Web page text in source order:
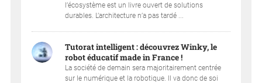
l’écosystème est un livre ouvert de solutions
durables. L’architecture n’a pas tardé ...
Tutorat intelligent : découvrez Winky, le
robot éducatif made in France !
La société de demain sera majoritairement centrée
sur le numérique et la robotique. Il va donc de soi